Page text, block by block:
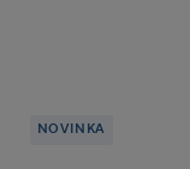
NOVINKA